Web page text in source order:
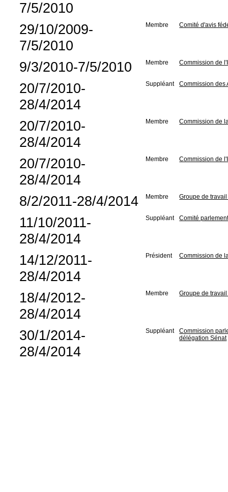
7/5/2010
29/10/2009-
7/5/2010
Membre Comité d'avis
9/3/2010-7/5/2010 Membre Commission de
20/7/2010-
28/4/2014
Suppléant Commission des
20/7/2010-
28/4/2014
Membre Commission de
20/7/2010-
28/4/2014
Membre Commission de
8/2/2011-28/4/2014 Membre Groupe de
11/10/2011-
28/4/2014
Suppléant Comité
14/12/2011-
28/4/2014
Président Commission de
18/4/2012-
28/4/2014
Membre Groupe de
30/1/2014-
28/4/2014
Suppléant
Commission
délégation Sénat